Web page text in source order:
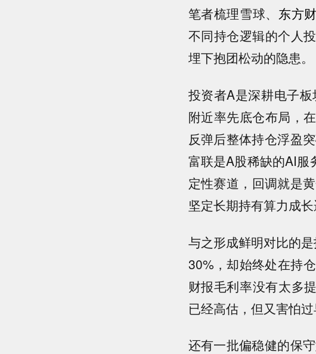
笔者梳理雪球、 东方
不同持仓逻辑的个人
埋下抱团松动的隐患。
投资者A是深耕电子
附近率先底仓布局，
反弹后整体持仓浮盈
富联是A股稀缺的AI服
定性赛道，回调就是
坚定长期持有算力成长
与之形成鲜明对比的
30%，却始终处在持
财报毛利率没有太多
已经高估，但又害怕
还有一批偏稳健的保